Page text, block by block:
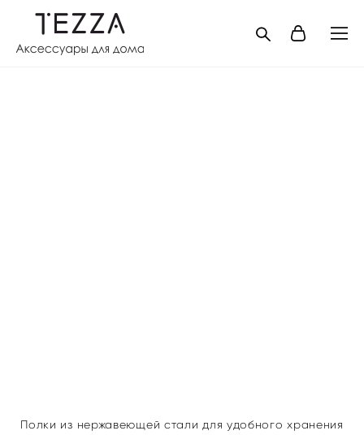
Полки из нержавеющей стали для удобного хранения